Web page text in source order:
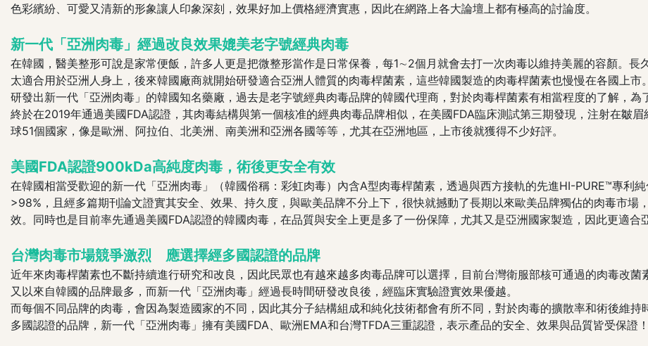
色彩繽紛、可愛又清新的形象讓人印象深刻，效果好加上價格經濟實惠，因此在網路上各大論壇上都有極高的討論度。
新一代「亞洲肉毒」經過改良效果媲美老字號經典肉毒
在韓國，醫美整形可說是家常便飯，許多人更是把微整形當作是日常保養，每1∼2個月就會去打一次肉毒以維持美麗的容顏。
太適合用於亞洲人身上，後來韓國廠商就開始研發適合亞洲人體質的肉毒桿菌素，這些韓國製造的肉毒桿菌素也慢慢在各國上市。
研發出新一代「亞洲肉毒」的韓國知名藥廠，過去是老字號經典肉毒品牌的韓國代理商，對於肉毒桿菌素有相當程度的了解，為
終於在2019年通過美國FDA認證，其肉毒結構與第一個核准的經典肉毒品牌相似，在美國FDA臨床測試第三期發現，注射在皺
球51個國家，像是歐洲、阿拉伯、北美洲、南美洲和亞洲各國等等，尤其在亞洲地區，上市後就獲得不少好評。
美國FDA認證900kDa高純度肉毒，術後更安全有效
在韓國相當受歡迎的新一代「亞洲肉毒」（韓國俗稱：彩虹肉毒）內含A型肉毒桿菌素，透過與西方接軌的先進HI-PURE™專利
>98%，且經多篇期刊論文證實其安全、效果、持久度，與歐美品牌不分上下，很快就撼動了長期以來歐美品牌獨佔的肉毒市
效。同時也是目前率先通過美國FDA認證的韓國肉毒，在品質與安全上更是多了一份保障，尤其又是亞洲國家製造，因此更適合
台灣肉毒市場競爭激烈 應選擇經多國認證的品牌
近年來肉毒桿菌素也不斷持續進行研究和改良，因此民眾也有越來越多肉毒品牌可以選擇，目前台灣衛服部核可通過的肉毒改
又以來自韓國的品牌最多，而新一代「亞洲肉毒」經過長時間研發改良後，經臨床實驗證實效果優越。
而每個不同品牌的肉毒，會因為製造國家的不同，因此其分子結構組成和純化技術都會有所不同，對於肉毒的擴散率和術後維
多國認證的品牌，新一代「亞洲肉毒」擁有美國FDA、歐洲EMA和台灣TFDA三重認證，表示產品的安全、效果與品質皆受保證！